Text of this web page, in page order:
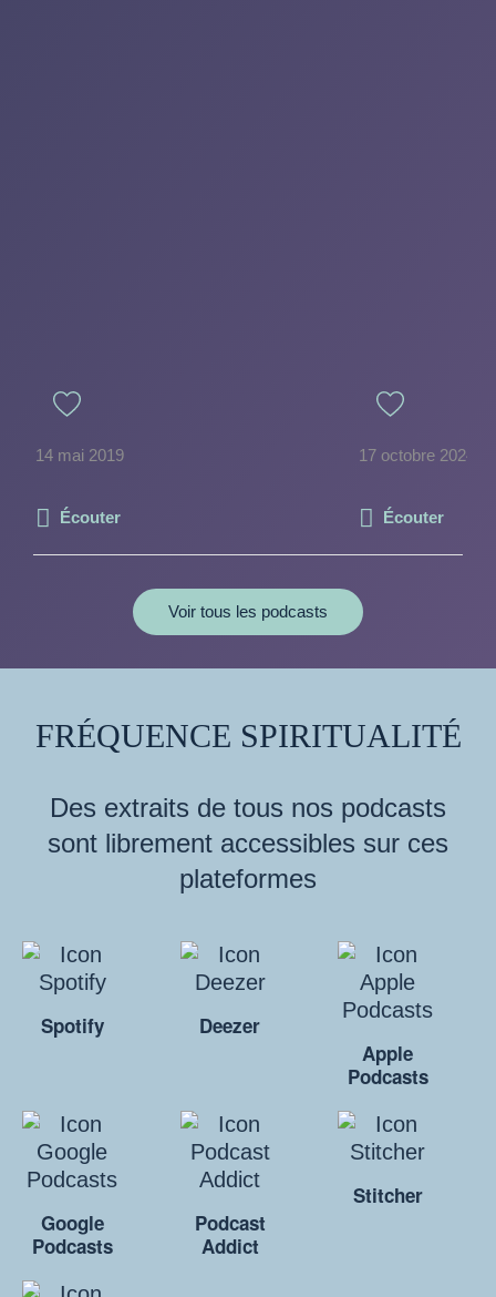
14 mai 2019
Écouter
17 octobre 2024
Écouter
Voir tous les podcasts
FRÉQUENCE SPIRITUALITÉ
Des extraits de tous nos podcasts
sont librement accessibles sur ces
plateformes
Spotify
Deezer
Apple
Podcasts
Google
Podcasts
Podcast
Addict
Stitcher